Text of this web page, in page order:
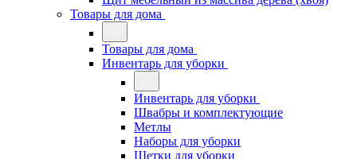
Товары для дома
Товары для дома
Инвентарь для уборки
Инвентарь для уборки
Швабры и комплектующие
Метлы
Наборы для уборки
Щетки для уборки